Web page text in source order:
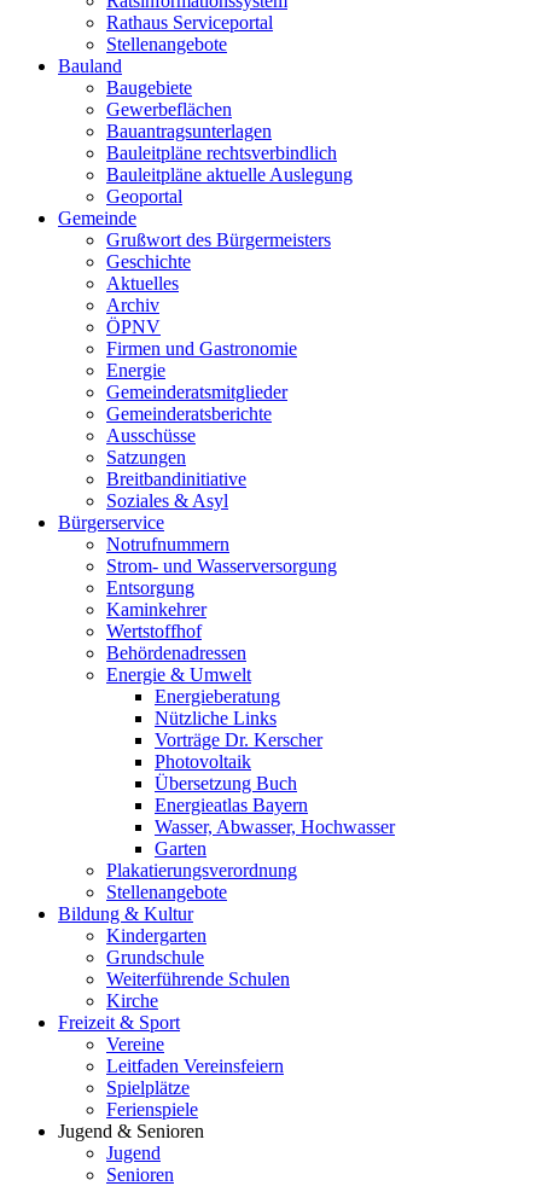
Rathaus Serviceportal
Stellenangebote
Bauland
Baugebiete
Gewerbeflächen
Bauantragsunterlagen
Bauleitpläne rechtsverbindlich
Bauleitpläne aktuelle Auslegung
Geoportal
Gemeinde
Grußwort des Bürgermeisters
Geschichte
Aktuelles
Archiv
ÖPNV
Firmen und Gastronomie
Energie
Gemeinderatsmitglieder
Gemeinderatsberichte
Ausschüsse
Satzungen
Breitbandinitiative
Soziales & Asyl
Bürgerservice
Notrufnummern
Strom- und Wasserversorgung
Entsorgung
Kaminkehrer
Wertstoffhof
Behördenadressen
Energie & Umwelt
Energieberatung
Nützliche Links
Vorträge Dr. Kerscher
Photovoltaik
Übersetzung Buch
Energieatlas Bayern
Wasser, Abwasser, Hochwasser
Garten
Plakatierungsverordnung
Stellenangebote
Bildung & Kultur
Kindergarten
Grundschule
Weiterführende Schulen
Kirche
Freizeit & Sport
Vereine
Leitfaden Vereinsfeiern
Spielplätze
Ferienspiele
Jugend & Senioren
Jugend
Senioren